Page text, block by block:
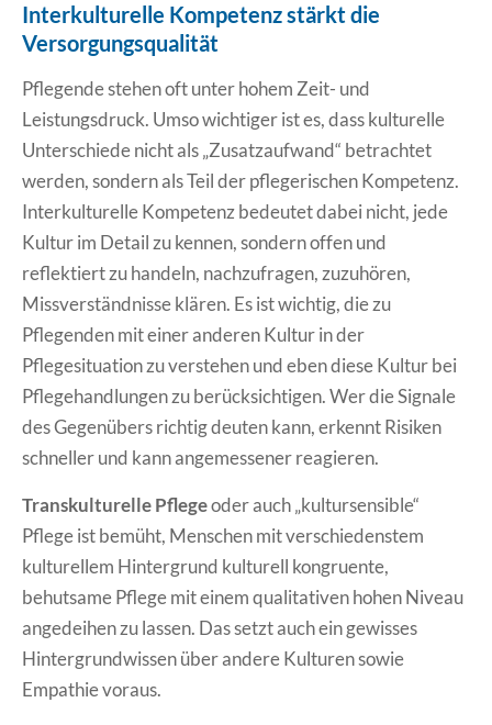
Interkulturelle Kompetenz stärkt die
Versorgungsqualität
Pflegende stehen oft unter hohem Zeit- und
Leistungsdruck. Umso wichtiger ist es, dass kulturelle
Unterschiede nicht als „Zusatzaufwand“ betrachtet
werden, sondern als Teil der pflegerischen Kompetenz.
Interkulturelle Kompetenz bedeutet dabei nicht, jede
Kultur im Detail zu kennen, sondern offen und
reflektiert zu handeln, nachzufragen, zuzuhören,
Missverständnisse klären. Es ist wichtig, die zu
Pflegenden mit einer anderen Kultur in der
Pflegesituation zu verstehen und eben diese Kultur bei
Pflegehandlungen zu berücksichtigen. Wer die Signale
des Gegenübers richtig deuten kann, erkennt Risiken
schneller und kann angemessener reagieren.
Transkulturelle Pflegeoder auch „kultursensible“
Pflege ist bemüht, Menschen mit verschiedenstem
kulturellem Hintergrund kulturell kongruente,
behutsame Pflege mit einem qualitativen hohen Niveau
angedeihen zu lassen. Das setzt auch ein gewisses
Hintergrundwissen über andere Kulturen sowie
Empathie voraus.